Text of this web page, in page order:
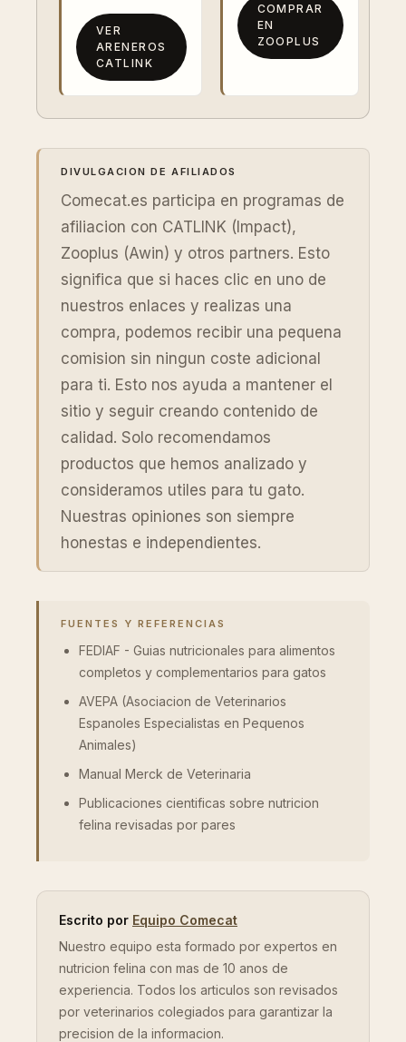
VER
ARENEROS
CATLINK
COMPRAR
EN
ZOOPLUS
DIVULGACION DE AFILIADOS
Comecat.es participa en programas de
afiliacion con CATLINK (Impact),
Zooplus (Awin) y otros partners. Esto
significa que si haces clic en uno de
nuestros enlaces y realizas una
compra, podemos recibir una pequena
comision sin ningun coste adicional
para ti. Esto nos ayuda a mantener el
sitio y seguir creando contenido de
calidad. Solo recomendamos
productos que hemos analizado y
consideramos utiles para tu gato.
Nuestras opiniones son siempre
honestas e independientes.
FUENTES Y REFERENCIAS
FEDIAF - Guias nutricionales para alimentos
completos y complementarios para gatos
AVEPA (Asociacion de Veterinarios
Espanoles Especialistas en Pequenos
Animales)
Manual Merck de Veterinaria
Publicaciones cientificas sobre nutricion
felina revisadas por pares
Escrito por Equipo Comecat
Nuestro equipo esta formado por expertos en
nutricion felina con mas de 10 anos de
experiencia. Todos los articulos son revisados
por veterinarios colegiados para garantizar la
precision de la informacion.